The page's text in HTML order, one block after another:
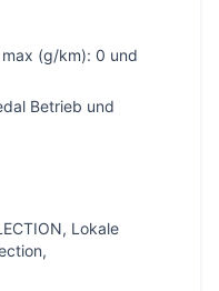
max (g/km): 0 und
Betrieb und
Lokale